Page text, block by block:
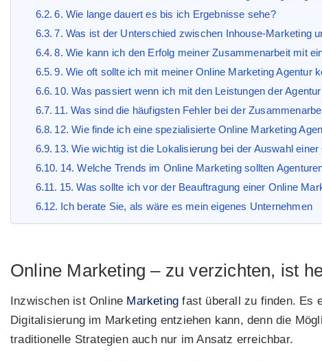
6. Wie lange dauert es bis ich Ergebnisse sehe?
7. Was ist der Unterschied zwischen Inhouse-Marketing
8. Wie kann ich den Erfolg meiner Zusammenarbeit mit
9. Wie oft sollte ich mit meiner Online Marketing Agentur
10. Was passiert wenn ich mit den Leistungen der
11. Was sind die häufigsten Fehler bei der
12. Wie finde ich eine spezialisierte Online Marketing
13. Wie wichtig ist die Lokalisierung bei der Auswahl
14. Welche Trends im Online Marketing sollten
15. Was sollte ich vor der Beauftragung einer Online
Ich berate Sie, als wäre es mein eigenes Unternehmen
Online Marketing – zu verzichten, ist
Inzwischen ist Online Marketing fast überall zu finden. Es
Digitalisierung im Marketing entziehen kann, denn die
traditionelle Strategien auch nur im Ansatz erreichbar.